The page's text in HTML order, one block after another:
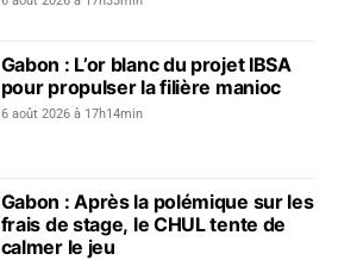
Gabon : L’or blanc du projet IBSA
pour propulser la filière manioc
6 août 2026 à 17h14min
Gabon : Après la polémique sur les
frais de stage, le CHUL tente de
calmer le jeu